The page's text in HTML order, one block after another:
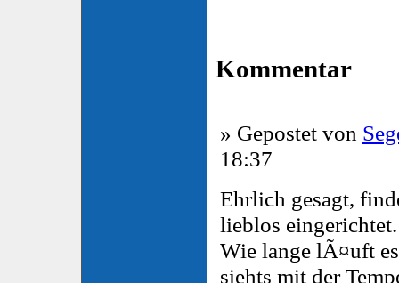
Kommentar
» Gepostet von
18:37
Ehrlich gesagt,
lieblos eingerichtet.
Wie lange lÃ¤uft
siehts mit der